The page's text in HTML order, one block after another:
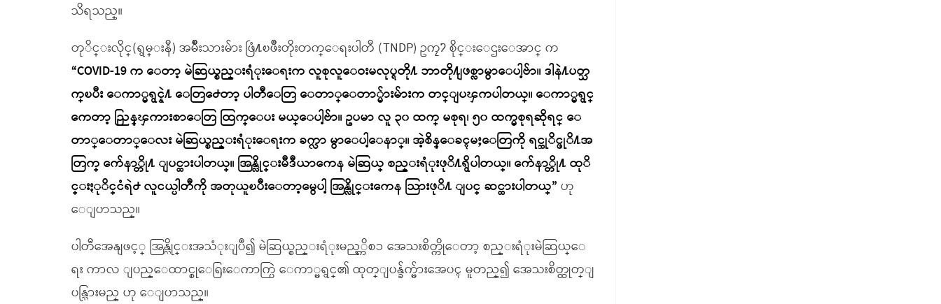
သိရသည္။
တုိင္းလိုင္(ရွမ္းနီ) အမ်ိဳးသားမ်ား ဖြံ႔ၿဖိဳးတိုးတက္ေရးပါတီ (TNDP) ဥကၠ႒ စိုင္းေဌးေအာင္ က
“COVID-19 က ေတာ့ မဲဆြယ္စည္းရံုးေရးက လူစုလူေဝးမလုပ္ရတို႔ ဘာတို႔ျဖစ္လာမွာေပါ့ဗ်ာ။ ဒါနဲ႔ပတ္သ
က္ၿပီး ေကာ္မရွင္နဲ႔ ေတြ႕ေတာ့ ပါတီေတြ ေတာ္ေတာ္မ်ားမ်ားက တင္ျပၾကပါတယ္။ ေကာ္မရွင္
ကေတာ့ ညြန္ၾကားစာေတြ ထြက္ေပး မယ္ေပါ့ဗ်ာ။ ဥပမာ လူ ၃၀ ထက္ မစုရ၊ ၅၀ ထက္မစုရဆုိရင္ ေ
တာ္ေတာ္ေလး မဲဆြယ္စည္းရံုးေရးက ခက္လာ မွာေပါ့ေနာ္။ အဲ့စိန္ေခၚမႈေတြကို ရင္ဆုိင္ဖုိ႔အ
တြက္ က်ေနာ္တို႔ ျပင္ထားပါတယ္။ အြန္လိုင္းမီဒီယာကေန မဲဆြယ္ စည္းရံုးဖုိ႔ရွိပါတယ္။ က်ေနာ္တို႔ ထုိ
င္းႏုိင္ငံရဲ႕ လူငယ္ပါတီကို အတုယူၿပီးေတာ့မွေပါ့ အြန္လိုင္းကေန သြားဖုိ႔ ျပင္ ဆင္ထားပါတယ္” ဟု
ေျပာသည္။
ပါတီအေနျဖင့္ အြန္လိုင္းအသံုးျပဳ၍ မဲဆြယ္စည္းရံုးမည့္ကိစၥ အေသးစိတ္ကိုေတာ့ စည္းရံုးမဲဆြယ္ေ
ရး ကာလ ျပည္ေထာင္စုေရြးေကာက္ပြဲ ေကာ္မရွင္၏ ထုတ္ျပန္ခ်က္မ်ားအေပၚ မူတည္၍ အေသးစိတ္ထုတ္ျ
ပန္သြားမည္ ဟု ေျပာသည္။